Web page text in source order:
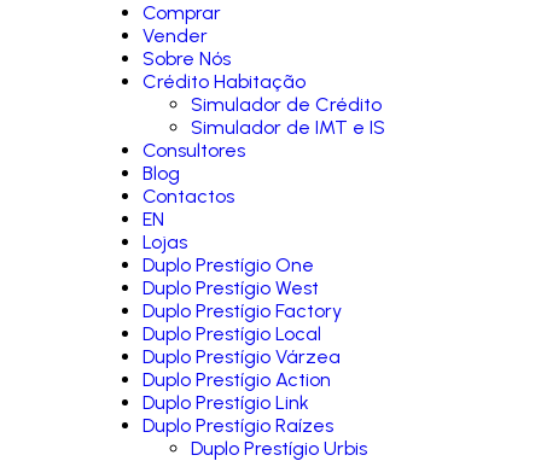
Comprar
Vender
Sobre Nós
Crédito Habitação
Simulador de Crédito
Simulador de IMT e IS
Consultores
Blog
Contactos
EN
Lojas
Duplo Prestígio One
Duplo Prestígio West
Duplo Prestígio Factory
Duplo Prestígio Local
Duplo Prestígio Várzea
Duplo Prestígio Action
Duplo Prestígio Link
Duplo Prestígio Raízes
Duplo Prestígio Urbis